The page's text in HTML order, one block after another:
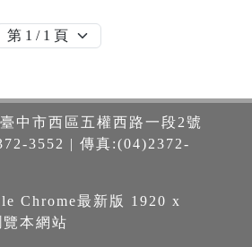
中市西區五權西路一段2號
3552 | 傳真:(04)2372-
Chrome最新版 1920 x
本網站